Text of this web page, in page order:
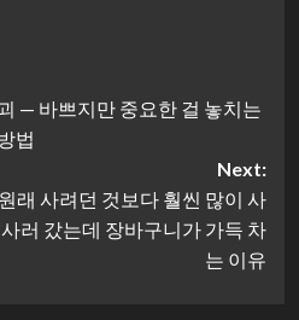
— 바쁘지만 중요한 걸 놓치는
법
Next:
래 사려던 것보다 훨씬 많이 사
러 갔는데 장바구니가 가득 차
는 이유